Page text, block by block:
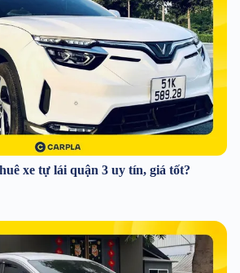
xe tự lái quận 3 uy tín, giá tốt?